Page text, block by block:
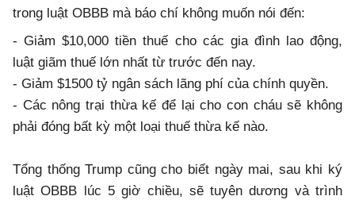
trong luật OBBB mà báo chí không muốn nói đến:
- Giảm $10,000 tiền thuế cho các gia đình lao động,
luật giãm thuế lớn nhất từ trước đến nay.
- Giảm $1500 tỷ ngân sách lãng phí của chính quyền.
- Các nông trại thừa kế để lại cho con cháu sẽ không
phải đóng bất kỳ một loại thuế thừa kế nào.
Tổng thống Trump cũng cho biết ngày mai, sau khi ký
luật OBBB lúc 5 giờ chiều, sẽ tuyên dương và trình